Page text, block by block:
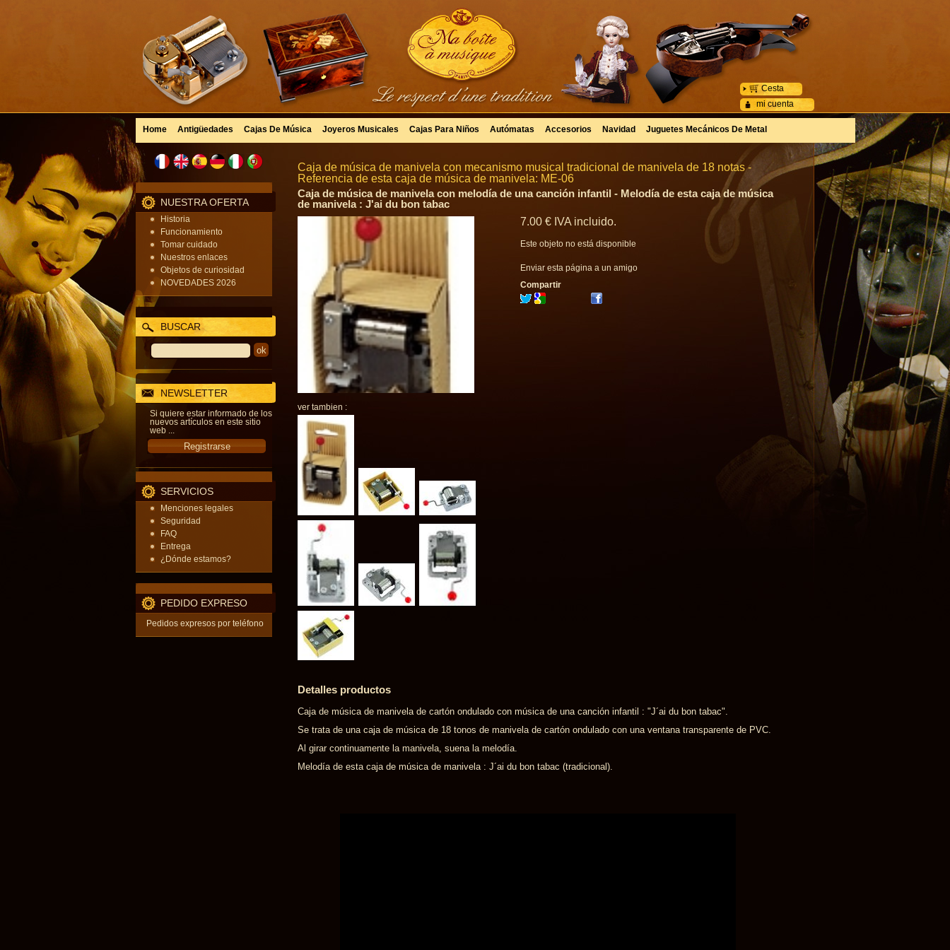
mi cuenta
Cesta
Home Antigüedades Cajas De Música Joyeros Musicales Cajas Para Niños Autómatas Accesorios Navidad Juguetes Mecánicos De Metal
NUESTRA OFERTA
Historia
Funcionamiento
Tomar cuidado
Nuestros enlaces
Objetos de curiosidad
NOVEDADES 2026
BUSCAR
NEWSLETTER
Si quiere estar informado de los
nuevos artículos en este sitio
web ...
SERVICIOS
Menciones legales
Seguridad
FAQ
Entrega
¿Dónde estamos?
PEDIDO EXPRESO
Pedidos expresos por teléfono
Caja de música de manivela con mecanismo musical tradicional de manivela de 18 notas -
Referencia de esta caja de música de manivela: ME-06
Caja de música de manivela con melodía de una canción infantil - Melodía de esta caja de música
de manivela : J'ai du bon tabac
ver tambien :
7.00 € IVA incluido.
Este objeto no está disponible
Enviar esta página a un amigo
Compartir
Detalles productos
Caja de música de manivela de cartón ondulado con música de una canción infantil : "J´ai du bon tabac".
Se trata de una caja de música de 18 tonos de manivela de cartón ondulado con una ventana transparente de PVC.
Al girar continuamente la manivela, suena la melodía.
Melodía de esta caja de música de manivela : J´ai du bon tabac (tradicional).